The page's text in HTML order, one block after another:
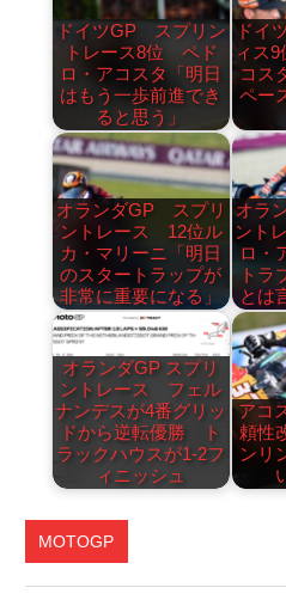
ドイツGP スプリン
トレース8位 ペド
ロ・アコスタ「明日
はもう一歩前進でき
ると思う」
ドイ
ィス
コス
ペー
オランダGP スプリ
ントレース 12位ル
カ・マリーニ「明日
のスタートラップが
非常に重要になる」
オラ
ント
ロ・
トラ
とは
オランダGP スプリ
ントレース フェル
ナンデスが4番グリッ
ドから逆転優勝 ト
ラックハウスが1-2フ
ィニッシュ
アコ
頼性
ンリ
MOTOGP